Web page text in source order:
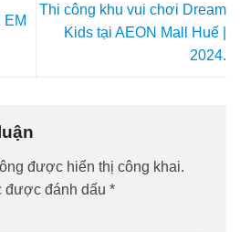
Thi công khu vui chơi Dream
Kids tại AEON Mall Huế |
2024.
được hiển thị công khai.
được đánh dấu *